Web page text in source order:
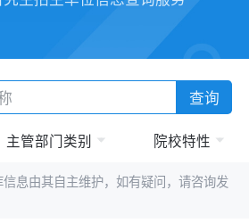
查询
主管部门类别 院校特性
息由其自主维护，如有疑问，请咨询发